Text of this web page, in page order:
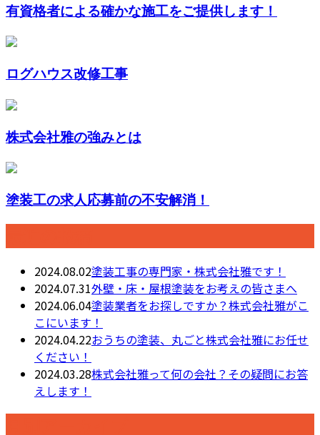
有資格者による確かな施工をご提供します！
ログハウス改修工事
株式会社雅の強みとは
塗装工の求人応募前の不安解消！
2024.08.02塗装工事の専門家・株式会社雅です！
2024.07.31外壁・床・屋根塗装をお考えの皆さまへ
2024.06.04塗装業者をお探しですか？株式会社雅がこ
こにいます！
2024.04.22おうちの塗装、丸ごと株式会社雅にお任せ
ください！
2024.03.28株式会社雅って何の会社？その疑問にお答
えします！